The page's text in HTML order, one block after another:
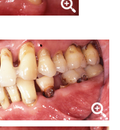
ステムとは